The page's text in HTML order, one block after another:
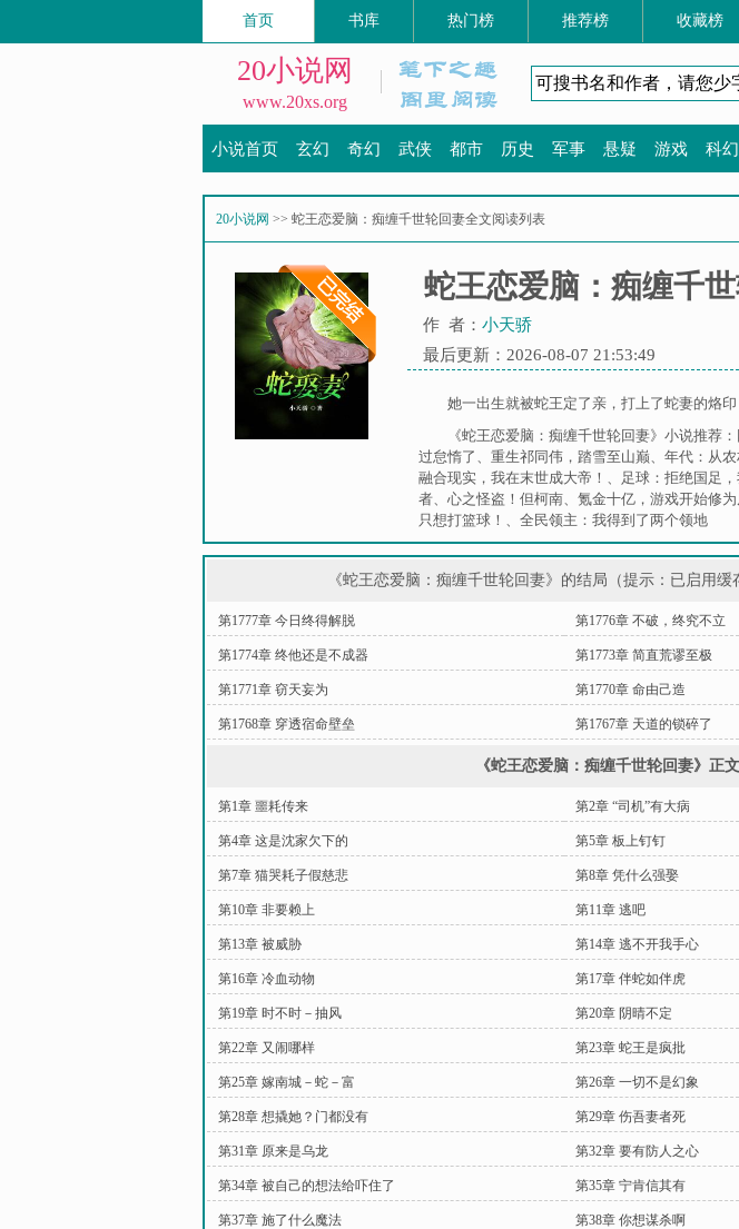
首页 书库 热门榜 推荐榜 收藏榜
20小说网
www.20xs.org
小说首页 玄幻 奇幻 武侠 都市 历史 军事 悬疑 游戏 科幻
20小说网 >> 蛇王恋爱脑：痴缠千世轮回妻全文阅读列表
蛇王恋爱脑：痴缠千
作 者： 小天骄
最后更新：2026-08-07 21:53:49
她一出生就被蛇王定了亲，打上了蛇妻的烙
《蛇王恋爱脑：痴缠千世轮回妻》小说推荐：
过怠惰了 、 重生祁同伟，踏雪至山巅、 年代：从
融合现实，我在末世成大帝！ 、 足球：拒绝国足
者、 心之怪盗！但柯南、 氪金十亿，游戏开始修为
只想打篮球！ 、 全民领主：我得到了两个领地
《蛇王恋爱脑：痴缠千世轮回妻》的结局（提示：已启用
第1777章 今日终得解脱 第1776章 不破，终究不立
第1774章 终他还是不成器 第1773章 简直荒谬至极
第1771章 窃天妄为 第1770章 命由己造
第1768章 穿透宿命壁垒 第1767章 天道的锁碎了
《蛇王恋爱脑：痴缠千世轮回妻》正文
第1章 噩耗传来 第2章 “司机”有大病
第4章 这是沈家欠下的 第5章 板上钉钉
第7章 猫哭耗子假慈悲 第8章 凭什么强娶
第10章 非要赖上 第11章 逃吧
第13章 被威胁 第14章 逃不开我手心
第16章 冷血动物 第17章 伴蛇如伴虎
第19章 时不时－抽风 第20章 阴晴不定
第22章 又闹哪样 第23章 蛇王是疯批
第25章 嫁南城－蛇－富 第26章 一切不是幻象
第28章 想撬她？门都没有 第29章 伤吾妻者死
第31章 原来是乌龙 第32章 要有防人之心
第34章 被自己的想法给吓住了 第35章 宁肯信其有
第37章 施了什么魔法 第38章 你想谋杀啊